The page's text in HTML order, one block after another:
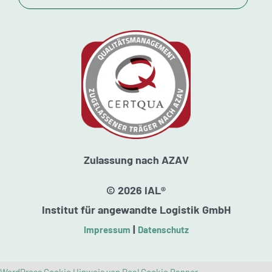
Zulassung nach AZAV
© 2026 IAL®
Institut für angewandte Logistik GmbH
Impressum | Datenschutz